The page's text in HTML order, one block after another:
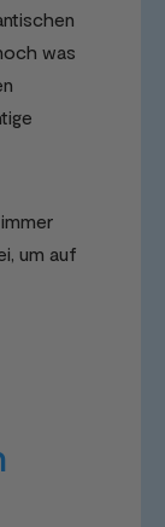
was
um auf